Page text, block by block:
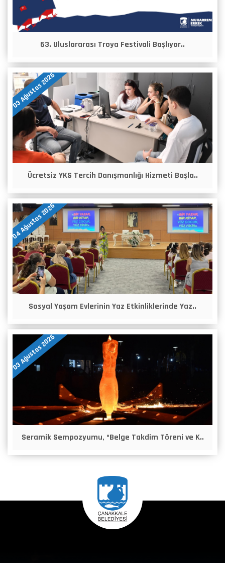
63. Uluslararası Troya Festivali Başlıyor..
03 Ağustos 2026
Ücretsiz YKS Tercih Danışmanlığı Hizmeti Başla..
04 Ağustos 2026
Sosyal Yaşam Evlerinin Yaz Etkinliklerinde Yaz..
03 Ağustos 2026
Seramik Sempozyumu, “Belge Takdim Töreni ve K..